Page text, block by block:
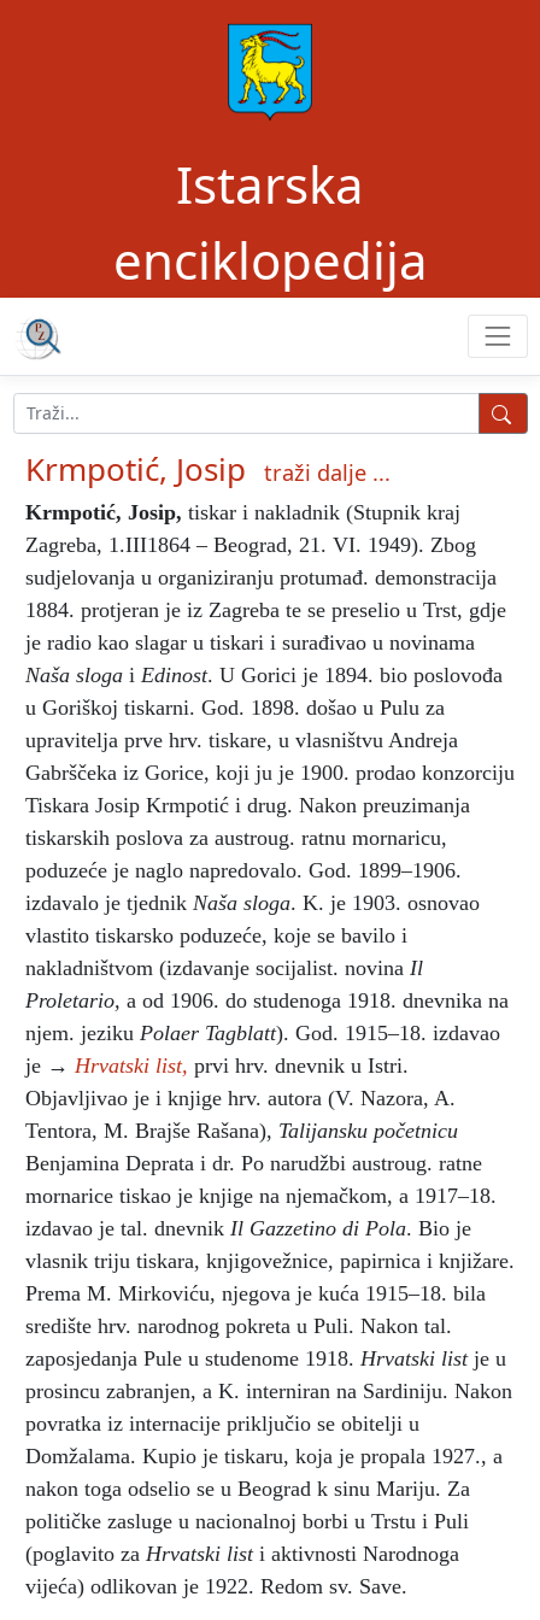
Istarska
enciklopedija
Krmpotić, Josip traži dalje ...
Krmpotić, Josip, tiskar i nakladnik (Stupnik kraj
Zagreba, 1.III1864 – Beograd, 21. VI. 1949). Zbog
sudjelovanja u organiziranju protumađ. demonstracija
1884. protjeran je iz Zagreba te se preselio u Trst, gdje
je radio kao slagar u tiskari i surađivao u novinama
Naša sloga i Edinost. U Gorici je 1894. bio poslovođa
u Goriškoj tiskarni. God. 1898. došao u Pulu za
upravitelja prve hrv. tiskare, u vlasništvu Andreja
Gabrščeka iz Gorice, koji ju je 1900. prodao konzorciju
Tiskara Josip Krmpotić i drug. Nakon preuzimanja
tiskarskih poslova za austroug. ratnu mornaricu,
poduzeće je naglo napredovalo. God. 1899–1906.
izdavalo je tjednik Naša sloga. K. je 1903. osnovao
vlastito tiskarsko poduzeće, koje se bavilo i
nakladništvom (izdavanje socijalist. novina Il
Proletario, a od 1906. do studenoga 1918. dnevnika na
njem. jeziku Polaer Tagblatt). God. 1915–18. izdavao
je → Hrvatski list, prvi hrv. dnevnik u Istri.
Objavljivao je i knjige hrv. autora (V. Nazora, A.
Tentora, M. Brajše Rašana), Talijansku početnicu
Benjamina Deprata i dr. Po narudžbi austroug. ratne
mornarice tiskao je knjige na njemačkom, a 1917–18.
izdavao je tal. dnevnik Il Gazzetino di Pola. Bio je
vlasnik triju tiskara, knjigovežnice, papirnica i knjižare.
Prema M. Mirkoviću, njegova je kuća 1915–18. bila
središte hrv. narodnog pokreta u Puli. Nakon tal.
zaposjedanja Pule u studenome 1918. Hrvatski listje u
prosincu zabranjen, a K. interniran na Sardiniju. Nakon
povratka iz internacije priključio se obitelji u
Domžalama. Kupio je tiskaru, koja je propala 1927., a
nakon toga odselio se u Beograd k sinu Mariju. Za
političke zasluge u nacionalnoj borbi u Trstu i Puli
(poglavito za Hrvatski listi aktivnosti Narodnoga
vijeća) odlikovan je 1922. Redom sv. Save.